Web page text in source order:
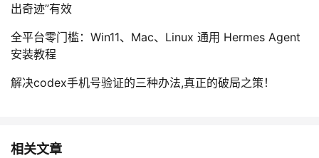
出奇迹”有效
全平台零门槛：Win11、Mac、Linux 通用 Hermes Agent
安装教程
解决codex手机号验证的三种办法,真正的破局之策！
相关文章